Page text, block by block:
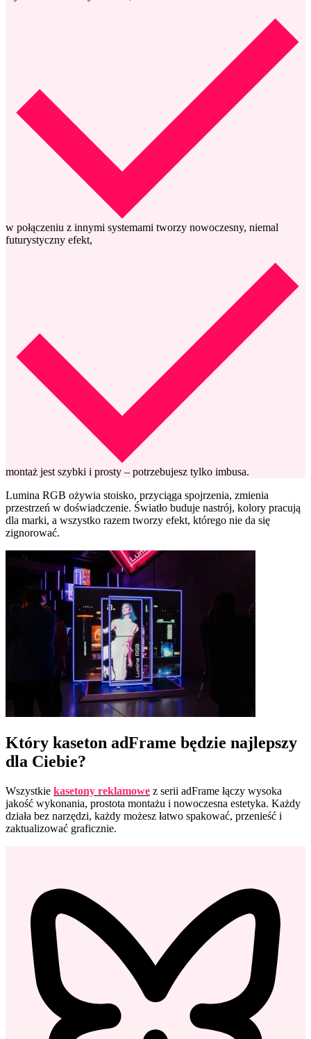
w połączeniu z innymi systemami tworzy nowoczesny, niemal
futurystyczny efekt,
montaż jest szybki i prosty – potrzebujesz tylko imbusa.
Lumina RGB ożywia stoisko, przyciąga spojrzenia, zmienia
przestrzeń w doświadczenie. Światło buduje nastrój, kolory pracują
dla marki, a wszystko razem tworzy efekt, którego nie da się
zignorować.
Który kaseton adFrame będzie najlepszy
dla Ciebie?
Wszystkie kasetony reklamowe z serii adFrame łączy wysoka
jakość wykonania, prostota montażu i nowoczesna estetyka. Każdy
działa bez narzędzi, każdy możesz łatwo spakować, przenieść i
zaktualizować graficznie.